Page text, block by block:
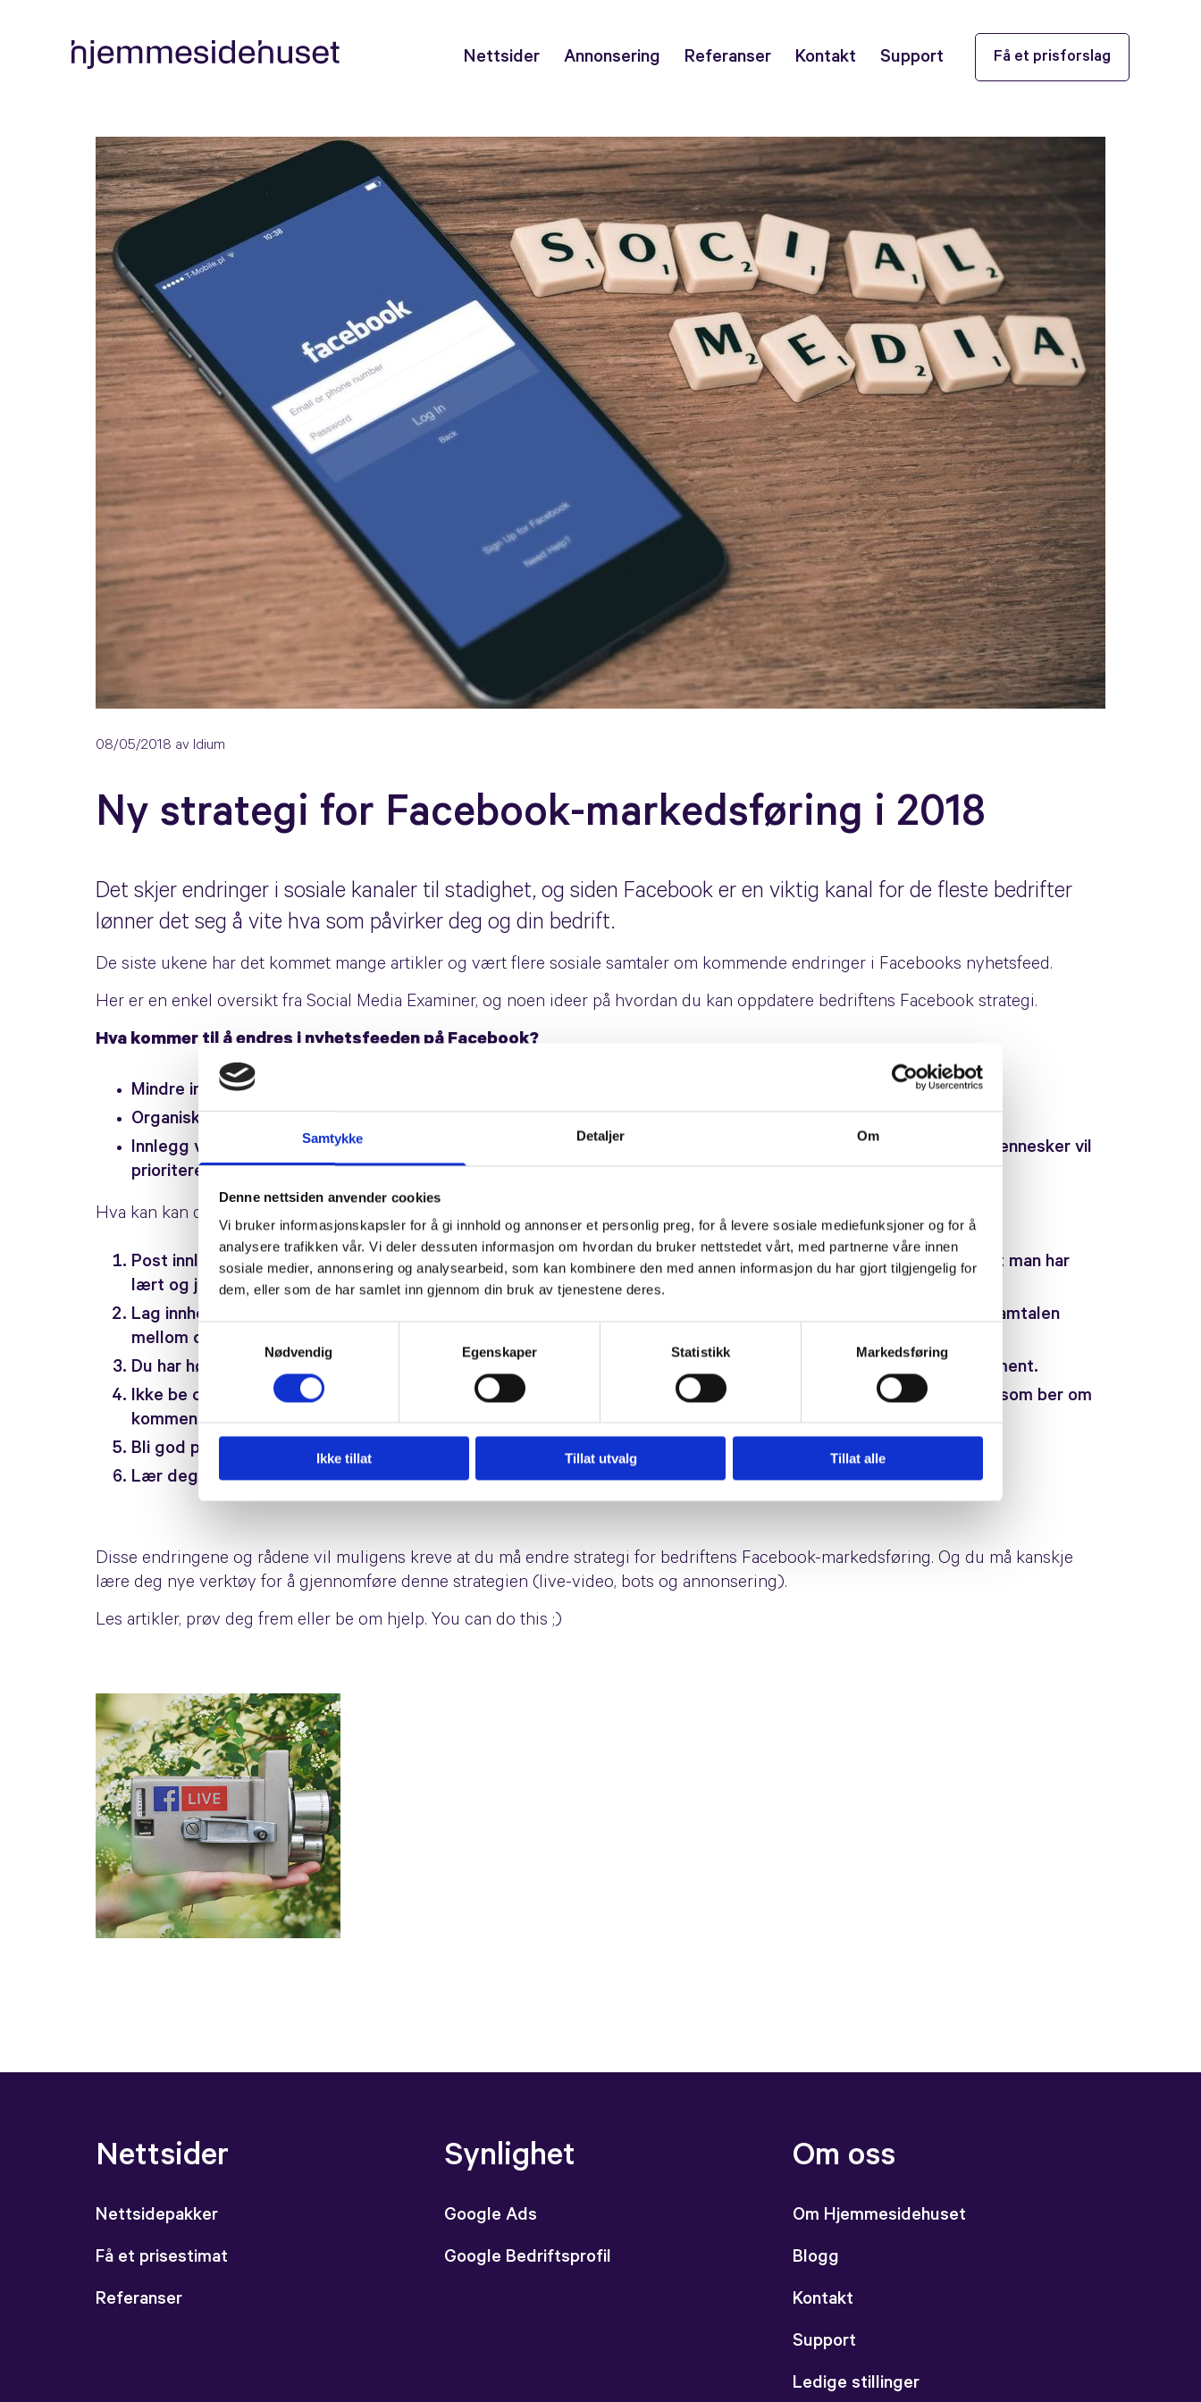
Samtykke Detaljer Om
Denne nettsiden anvender cookies
Vi bruker informasjonskapsler for å gi innhold og annonser et personlig preg, for å levere sosiale mediefunksjoner og for å
analysere trafikken vår. Vi deler dessuten informasjon om hvordan du bruker nettstedet vårt, med partnerne våre innen
sosiale medier, annonsering og analysearbeid, som kan kombinere den med annen informasjon du har gjort tilgjengelig for
dem, eller som de har samlet inn gjennom din bruk av tjenestene deres.
Samtykkevalg
Nødvendig
Egenskaper Statistikk Markedsføring
Ikke tillat Tillat utvalg Tillat alle
Få et prisforslag
Nettsider Annonsering Referanser Kontakt Support
08/05/2018 av Idium
Ny strategi for Facebook-markedsføring i 2018
Det skjer endringer i sosiale kanaler til stadighet, og siden Facebook er en viktig kanal for de fleste bedrifter
lønner det seg å vite hva som påvirker deg og din bedrift.
De siste ukene har det kommet mange artikler og vært flere sosiale samtaler om kommende endringer i Facebooks nyhetsfeed.
Her er en enkel oversikt fra Social Media Examiner, og noen ideer på hvordan du kan oppdatere bedriftens Facebook strategi.
Hva kommer til å endres i nyhetsfeeden på Facebook?
Mindre innhold fra bedrifter og offentlige sider (video og andre innlegg).
Organisk rekkevidde (igjen), tid brukt på å se på video og lenker fra Sider vil gå ned.
Innlegg vil rangeres på en ny måte, og poster som skaper samtaler og betydningsfull kommunikasjon mellom mennesker vil
prioriteres. (Facebook vil at kanalen skal bli mer personlig og mellommenneskelig, ifølge Facebook selv).
Hva kan kan du gjøre for å øke din bedrifts sjanser for synlighet på Facebook?
Post innlegg sjeldnere. Noen vil sikkert synes at dette er gode nyheter, for andre vil dette være motsatt av det man har
lært og jobbet for før.
Lag innhold som oppmuntrer til samtaler mellom dine følgere og andre brukere (det handler ikke like mye om samtalen
mellom deg og dine følgere).
Du har hørt at video er viktig, og nå er live-video viktig. Det fører, ifølge Facebook, til 6 ganger så høyt engasjement.
Ikke be om kommentarer på innleggene dine. I likhet med ‘click bait’ er nå ‘engagement bait’ et begrep. Innlegg som ber om
kommentarer og deling vil nedprioriteres i nyhetsfeeden.
Bli god på Facebook ads. Dette vil bli den eneste sikre måten å drive folk til nettsiden din på.
Lær deg Messenger Chatbots. Bots vil la deg ta vare på leads, og potensielt selge.
Disse endringene og rådene vil muligens kreve at du må endre strategi for bedriftens Facebook-markedsføring. Og du må kanskje
lære deg nye verktøy for å gjennomføre denne strategien (live-video, bots og annonsering).
Les artikler, prøv deg frem eller be om hjelp. You can do this ;)
Nettsider
Nettsidepakker
Få et prisestimat
Referanser
Synlighet
Google Ads
Google Bedriftsprofil
Om oss
Om Hjemmesidehuset
Blogg
Kontakt
Support
Ledige stillinger